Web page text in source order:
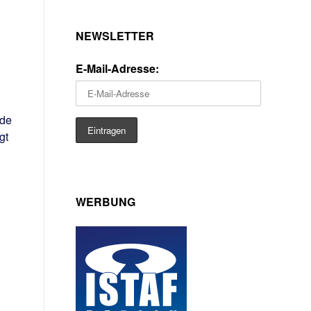
NEWSLETTER
E-Mail-Adresse:
WERBUNG